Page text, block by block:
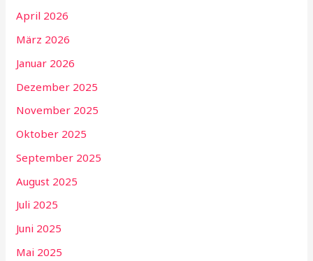
April 2026
März 2026
Januar 2026
Dezember 2025
November 2025
Oktober 2025
September 2025
August 2025
Juli 2025
Juni 2025
Mai 2025